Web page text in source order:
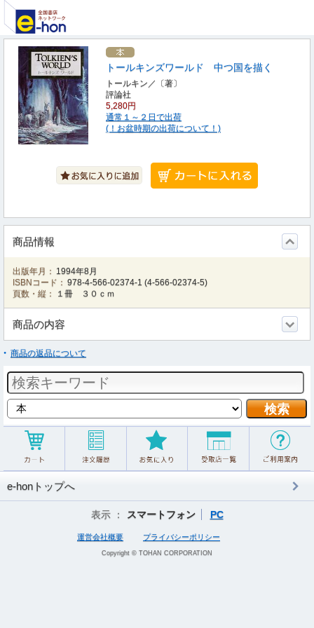
トールキンズワールド 中つ国を描く
トールキン／〔著〕
評論社
5,280円
通常１～２日で出荷
(！お盆時期の出荷について！)
商品情報
出版年月： 1994年8月
ISBNコード： 978-4-566-02374-1 (4-566-02374-5)
頁数・縦：
１冊 ３０ｃｍ
商品の内容
商品の返品について
e-honトップへ
表示 ： スマートフォン PC
運営会社概要 プライバシーポリシー
Copyright © TOHAN CORPORATION